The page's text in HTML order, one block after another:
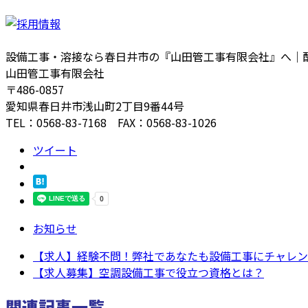
設備工事・溶接なら春日井市の『山田管工事有限会社』へ｜
山田管工事有限会社
〒486-0857
愛知県春日井市浅山町2丁目9番44号
TEL：0568-83-7168 FAX：0568-83-1026
ツイート
お知らせ
【求人】経験不問！弊社であなたも設備工事にチャレン
【求人募集】空調設備工事で役立つ資格とは？